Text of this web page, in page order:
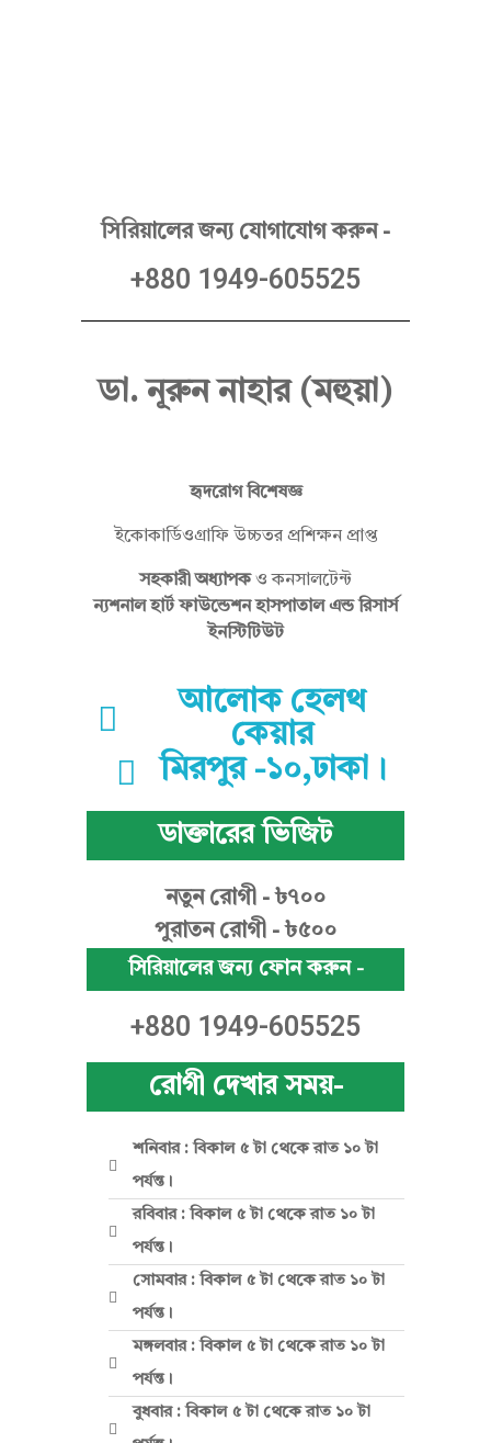
ডা
হা
হু
সিরিয়ালের জন্য যোগাযোগ করুন -
+880 1949-605525
ডা. নূরুন নাহার (মহুয়া)
হৃদরোগ বিশেষজ্ঞ
ইকোকার্ডিওগ্রাফি উচ্চতর প্রশিক্ষন প্রাপ্ত
সহকারী অধ্যাপকও কনসালটেন্ট
ন্যশনাল হার্ট ফাউন্ডেশন হাসপাতাল এন্ড রিসার্স
ইনস্টিটিউট
আলোক হেলথ
কেয়ার
মিরপুর -১০,ঢাকা।
ডাক্তারের ভিজিট
নতুন রোগী - ৳৭০০
পুরাতন রোগী - ৳৫০০
সিরিয়ালের জন্য ফোন করুন -
+880 1949-605525
রোগী দেখার সময়-
শনিবার : বিকাল ৫ টা থেকে রাত ১০ টা
পর্যন্ত।
রবিবার : বিকাল ৫ টা থেকে রাত ১০ টা
পর্যন্ত।
সোমবার : বিকাল ৫ টা থেকে রাত ১০ টা
পর্যন্ত।
মঙ্গলবার : বিকাল ৫ টা থেকে রাত ১০ টা
পর্যন্ত।
বুধবার : বিকাল ৫ টা থেকে রাত ১০ টা